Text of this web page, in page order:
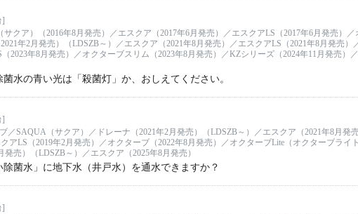
サクア）（2016年8月発売）／エスクア（2017年6月発売）／エスクアLS（2017年6月発売）
2021年2月発売）（LDSZB～）／エスクア（2021年8月発売）／エスクアLS（2021年8月発売
（2023年8月発売）／オクターブスリム（2023年8月発売）／KZシリーズ（2024年11月発売）
菌水の青い光は「殺菌灯」か、おしえてください。
／SAQUA（サクア）／ドレーナ（2021年2月発売）（LDSZB～）／エスクア（2021年8月発
アLS（2019年2月発売）／オクターブ（2022年8月発売）／オクターブLite（オクターブラ
発売）（LDSZB～）／エスクア（2025年8月発売）
除菌水」に地下水（井戸水）を通水できますか？